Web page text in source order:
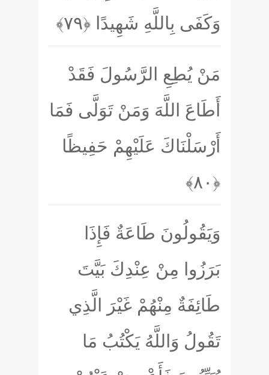
وَكَفَى بِاللَّهِ شَهِيدًا ﴿۷۹﴾
مَنْ يُطِعِ الرَّسُولَ فَقَدْ
أَطَاعَ اللَّهَ وَمَنْ تَوَلَّى فَمَا
أَرْسَلْنَاكَ عَلَيْهِمْ حَفِيظًا
﴿۸۰﴾
وَيَقُولُونَ طَاعَةٌ فَإِذَا
بَرَزُوا مِنْ عِنْدِكَ بَيَّتَ
طَائِفَةٌ مِنْهُمْ غَيْرَ الَّذِي
تَقُولُ وَاللَّهُ يَكْتُبُ مَا